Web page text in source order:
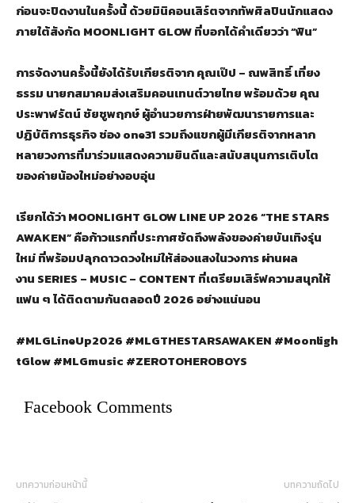
ก่อนจะปิดงานในครั้งนี้ ด้วยมินิคอนเสิร์ตจากทัพศิลปินนักแสดง
ภายใต้สังกัด MOONLIGHT GLOW ที่บอกได้คำเดียวว่า “ฟิน”
การจัดงานครั้งนี้ยังได้รับเกียรติจาก คุณเป๊ป – ณพสิทธิ์ เที่ยง
ธรรม นายกสมาคมส่งเสริมคอนเทนต์วายไทย พร้อมด้วย คุณ
ประพาฬรัตน์ ชัยชูพฤกษ์ ผู้อำนวยการฝ่ายพัฒนารายการและ
ปฏิบัติการธุรกิจ ช่องone31 รวมถึงแขกผู้มีเกียรติจากหลาก
หลายวงการที่มาร่วมแสดงความยินดีและสนับสนุนการเติบโต
ของค่ายน้องใหม่อย่างอบอุ่น
เรียกได้ว่าMOONLIGHT GLOW LINE UP 2026 “THE STARS
AWAKEN” คือก้าวแรกที่ประกาศชัดถึงพลังของค่ายบันเทิงรุ่น
ใหม่ ที่พร้อมปลุกดาวดวงใหม่ให้ส่องแสงในวงการ ผ่านผล
งาน SERIES – MUSIC – CONTENT ที่เตรียมเสิร์ฟความสนุกให้
แฟน ๆ ได้ติดตามกันตลอดปี 2026 อย่างแน่นอน
#MLGLineUp2026 #MLGTHESTARSAWAKEN #Moonligh
tGlow #MLGmusic #ZEROTOHEROBOYS
Facebook Comments
บทความก่อนหน้านี้ บทความถัดไป